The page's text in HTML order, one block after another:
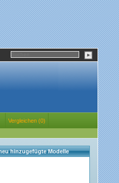
Vergleichen (0)
hinzugefügte Modelle